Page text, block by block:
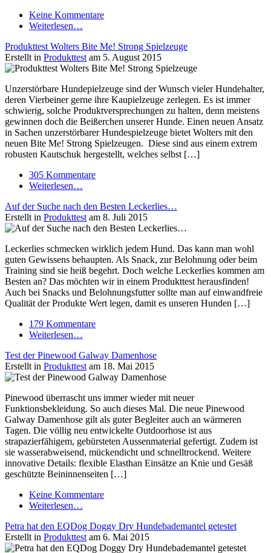
Keine Kommentare
Weiterlesen…
Produkttest Wolters Bite Me! Strong Spielzeuge
Erstellt in Produkttest am 5. August 2015
Unzerstörbare Hundepielzeuge sind der Wunsch vieler Hundehalter,
deren Vierbeiner gerne ihre Kaupielzeuge zerlegen. Es ist immer
schwierig, solche Produktversprechungen zu halten, denn meistens
gewinnen doch die Beißerchen unserer Hunde. Einen neuen Ansatz
in Sachen unzerstörbarer Hundespielzeuge bietet Wolters mit den
neuen Bite Me! Strong Spielzeugen. Diese sind aus einem extrem
robusten Kautschuk hergestellt, welches selbst […]
305 Kommentare
Weiterlesen…
Auf der Suche nach den Besten Leckerlies…
Erstellt in Produkttest am 8. Juli 2015
Leckerlies schmecken wirklich jedem Hund. Das kann man wohl
guten Gewissens behaupten. Als Snack, zur Belohnung oder beim
Training sind sie heiß begehrt. Doch welche Leckerlies kommen am
Besten an? Das möchten wir in einem Produkttest herausfinden!
Auch bei Snacks und Belohnungsfutter sollte man auf einwandfreie
Qualität der Produkte Wert legen, damit es unseren Hunden […]
179 Kommentare
Weiterlesen…
Test der Pinewood Galway Damenhose
Erstellt in Produkttest am 18. Mai 2015
Pinewood überrascht uns immer wieder mit neuer
Funktionsbekleidung. So auch dieses Mal. Die neue Pinewood
Galway Damenhose gilt als guter Begleiter auch an wärmeren
Tagen. Die völlig neu entwickelte Outdoorhose ist aus
strapazierfähigem, gebürsteten Aussenmaterial gefertigt. Zudem ist
sie wasserabweisend, mückendicht und schnelltrockend. Weitere
innovative Details: flexible Elasthan Einsätze an Knie und Gesäß
geschützte Beininnenseiten […]
Keine Kommentare
Weiterlesen…
Petra hat den EQDog Doggy Dry Hundebademantel getestet
Erstellt in Produkttest am 6. Mai 2015